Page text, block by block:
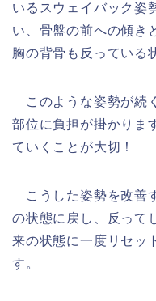
いるスウェイバック姿
い、骨盤の前への傾き
胸の背骨も反っている
このような姿勢が続
部位に負担が掛かりま
ていくことが大切！
こうした姿勢を改善
の状態に戻し、反って
来の状態に一度リセッ
す。